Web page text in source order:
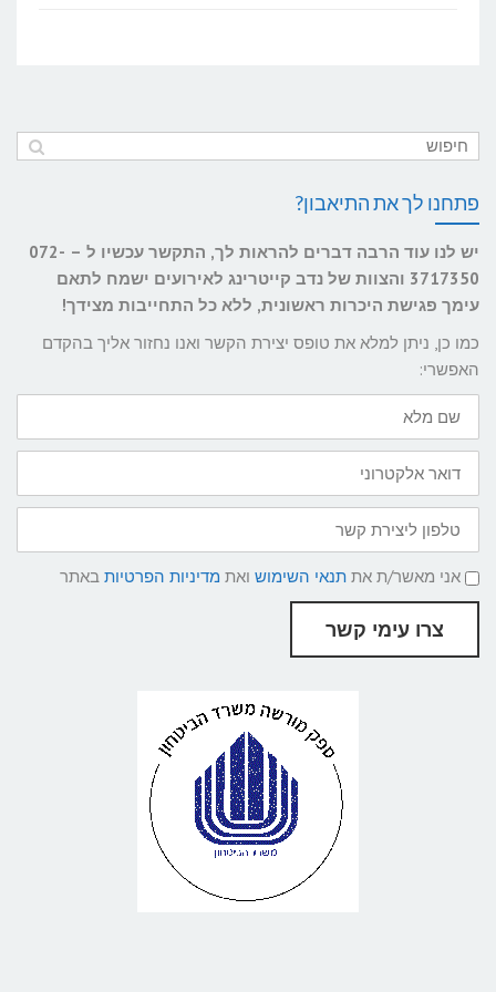
פתחנו לך את התיאבון?
יש לנו עוד הרבה דברים להראות לך, התקשר עכשיו ל – 072-
3717350 והצוות של נדב קייטרינג לאירועים ישמח לתאם
עימך פגישת היכרות ראשונית, ללא כל התחייבות מצידך!
כמו כן, ניתן למלא את טופס יצירת הקשר ואנו נחזור אליך בהקדם
האפשרי:
שם
מלא
דואר
אלקטרוני
טלפון
ליצירת
קשר
תנאי
שימוש
ומדיניות
פרטיות
אני מאשר/ת את תנאי השימוש ואת מדיניות הפרטיות באתר
צרו עימי קשר